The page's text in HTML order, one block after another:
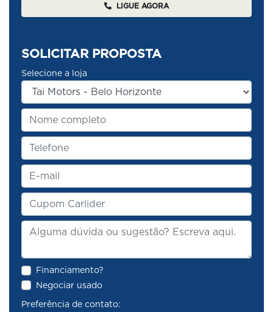
LIGUE AGORA
SOLICITAR PROPOSTA
Selecione a loja
Financiamento?
Negociar usado
Preferência de contato: